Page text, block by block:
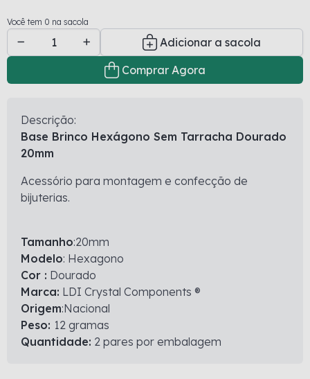
Você tem 0 na sacola
Adicionar a sacola
Comprar Agora
Descrição:
Base Brinco Hexágono Sem Tarracha Dourado
20mm
Acessório para montagem e confecção de
bijuterias.
Tamanho:20mm
Modelo: Hexagono
Cor : Dourado
Marca: LDI Crystal Components ®
Origem:Nacional
Peso: 12 gramas
Quantidade: 2 pares por embalagem